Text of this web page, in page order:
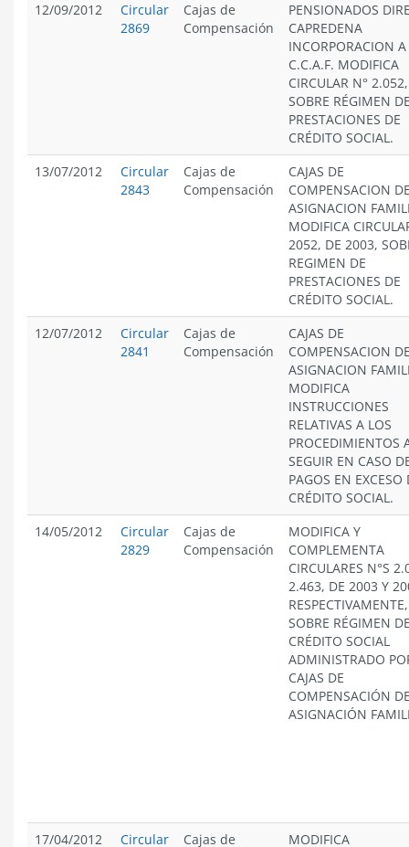
12/09/2012
Circular
2869
Cajas de
Compensación
PENSIONADOS
CAPREDENA
INCORPORACION A
C.C.A.F. MODIFICA
CIRCULAR N° 2.052,
SOBRE RÉGIMEN
PRESTACIONES DE
CRÉDITO SOCIAL.
13/07/2012
Circular
2843
Cajas de
Compensación
CAJAS DE
COMPENSACION
ASIGNACION
MODIFICA
2052, DE 2003,
REGIMEN DE
PRESTACIONES DE
CRÉDITO SOCIAL.
12/07/2012
Circular
2841
Cajas de
Compensación
CAJAS DE
COMPENSACION
ASIGNACION
MODIFICA
INSTRUCCIONES
RELATIVAS A LOS
PROCEDIMIENTOS
SEGUIR EN CASO
PAGOS EN EXCESO
CRÉDITO SOCIAL.
14/05/2012
Circular
2829
Cajas de
Compensación
MODIFICA Y
COMPLEMENTA
CIRCULARES N°S
2.463, DE 2003 Y
RESPECTIVAMENTE,
SOBRE RÉGIMEN
CRÉDITO SOCIAL
ADMINISTRADO
CAJAS DE
COMPENSACIÓN
ASIGNACIÓN
17/04/2012 Circular Cajas de MODIFICA